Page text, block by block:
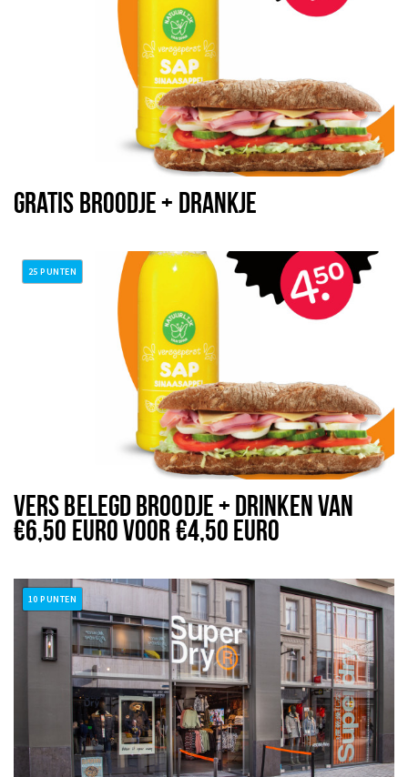
GRATIS BROODJE + DRANKJE
25 PUNTEN
VERS BELEGD BROODJE + DRINKEN VAN
€6,50 EURO VOOR €4,50 EURO
10 PUNTEN